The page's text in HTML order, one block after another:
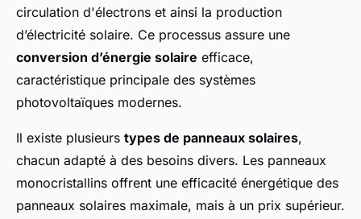
circulation d'électrons et ainsi la production
d’électricité solaire. Ce processus assure une
conversion d’énergie solaire efficace,
caractéristique principale des systèmes
photovoltaïques modernes.
Il existe plusieurs types de panneaux solaires,
chacun adapté à des besoins divers. Les panneaux
monocristallins offrent une efficacité énergétique des
panneaux solaires maximale, mais à un prix supérieur.